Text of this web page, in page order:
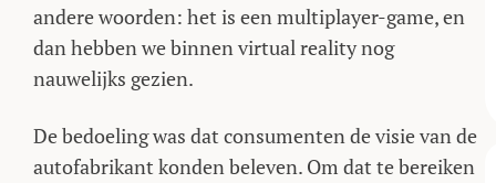
andere woorden: het is een multiplayer-game, en
dan hebben we binnen virtual reality nog
nauwelijks gezien.
De bedoeling was dat consumenten de visie van de
autofabrikant konden beleven. Om dat te bereiken